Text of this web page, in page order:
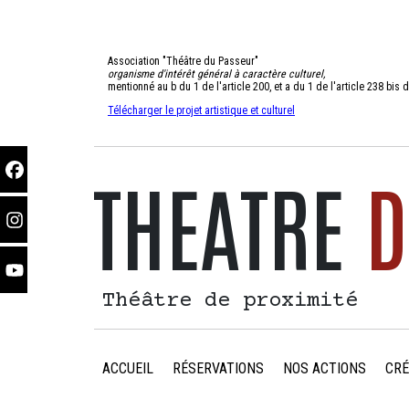
Association "Théâtre du Passeur"
organisme d'intérêt général à caractère culturel,
mentionné au b du 1 de l'article 200, et a du 1 de l'article 238 bis
Télécharger le projet artistique et culturel
THEATRE
Théâtre de proximité
ACCUEIL RÉSERVATIONS NOS ACTIONS